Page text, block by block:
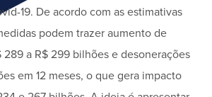
19. De acordo com as estimativas
podem trazer aumento de
289 a R$ 299 bilhões e desonerações
em 12 meses, o que gera impacto